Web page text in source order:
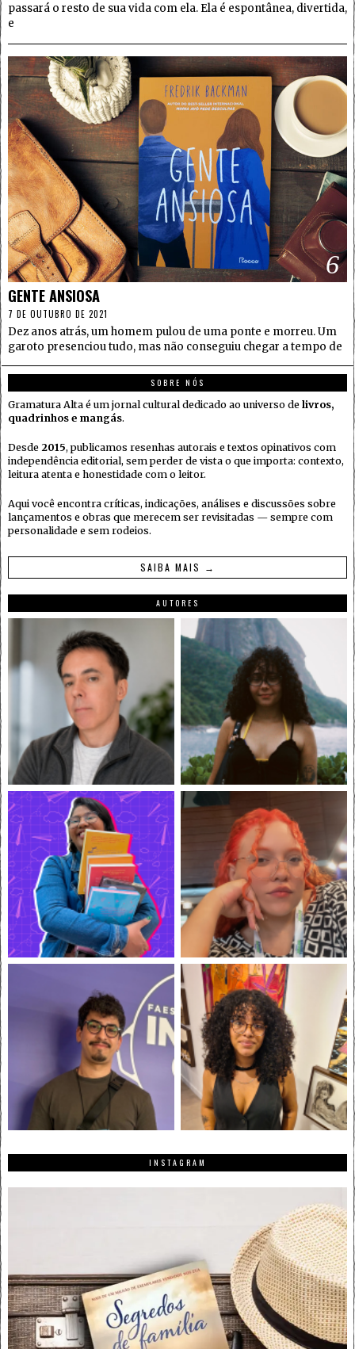
passará o resto de sua vida com ela. Ela é espontânea, divertida,
e
6
GENTE ANSIOSA
7 DE OUTUBRO DE 2021
Dez anos atrás, um homem pulou de uma ponte e morreu. Um
garoto presenciou tudo, mas não conseguiu chegar a tempo de
SOBRE NÓS
Gramatura Alta é um jornal cultural dedicado ao universo de livros,
quadrinhos e mangás.
Desde 2015, publicamos resenhas autorais e textos opinativos com
independência editorial, sem perder de vista o que importa: contexto,
leitura atenta e honestidade com o leitor.
Aqui você encontra críticas, indicações, análises e discussões sobre
lançamentos e obras que merecem ser revisitadas — sempre com
personalidade e sem rodeios.
SAIBA MAIS →
AUTORES
INSTAGRAM